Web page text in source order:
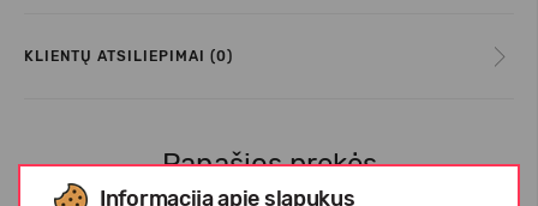
Informacija apie slapukus
KLIENTŲ ATSILIEPIMAI (0)
Panašios prekės